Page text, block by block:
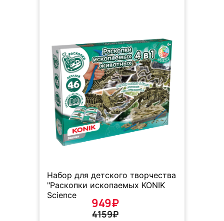
Набор для детского творчества
"Раскопки ископаемых KONIK
Science
949₽
4159₽